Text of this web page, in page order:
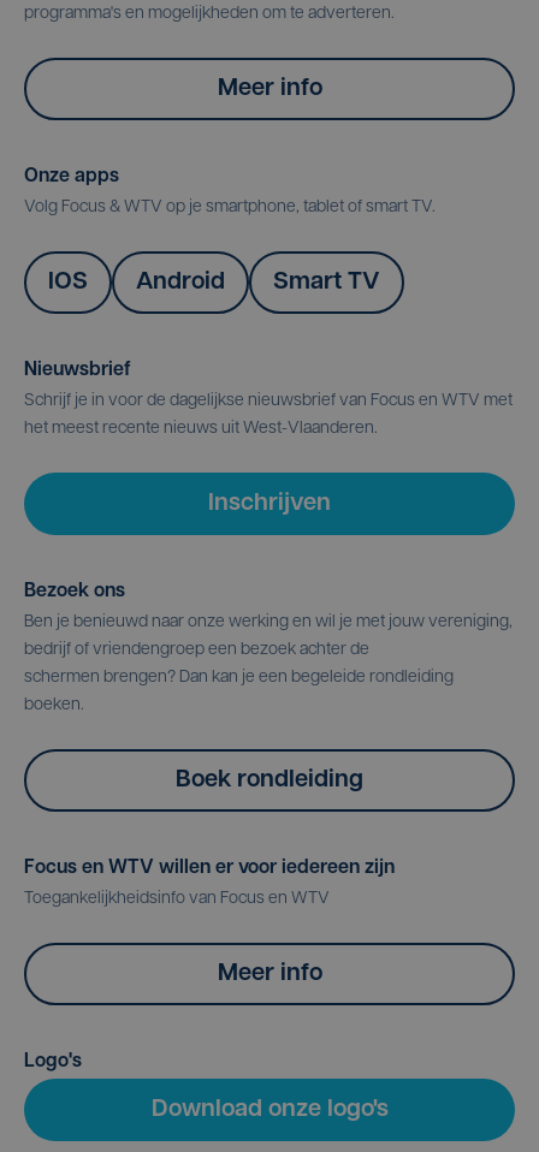
programma's en mogelijkheden om te adverteren.
Meer info
Onze apps
Volg Focus & WTV op je smartphone, tablet of smart TV.
IOS Android Smart TV
Nieuwsbrief
Schrijf je in voor de dagelijkse nieuwsbrief van Focus en WTV met
het meest recente nieuws uit West-Vlaanderen.
Inschrijven
Bezoek ons
Ben je benieuwd naar onze werking en wil je met jouw vereniging,
bedrijf of vriendengroep een bezoek achter de
schermen brengen? Dan kan je een begeleide rondleiding
boeken.
Boek rondleiding
Focus en WTV willen er voor iedereen zijn
Toegankelijkheidsinfo van Focus en WTV
Meer info
Logo's
Download onze logo's